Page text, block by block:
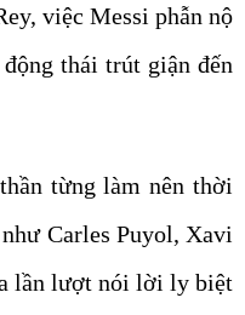
việc Messi phẫn nộ
thái trút giận đến
từng làm nên thời
như Carles Puyol, Xavi
lần lượt nói lời ly biệt